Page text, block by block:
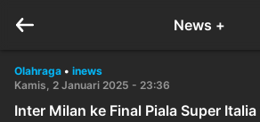
News +
Olahraga • inews
Kamis, 2 Januari 2025 - 23:36
Inter Milan ke Final Piala Super